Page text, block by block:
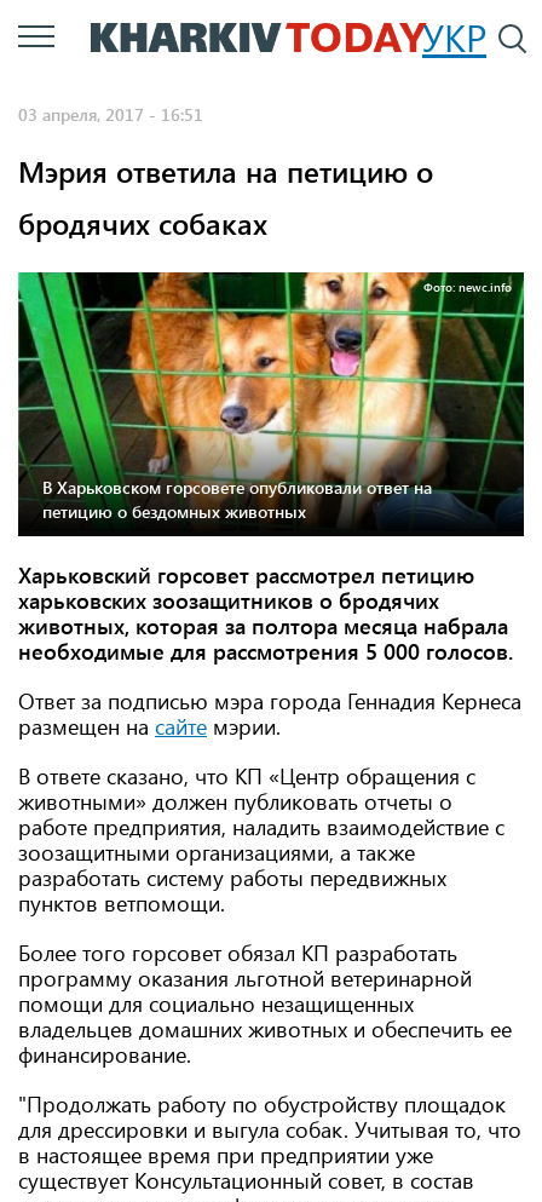
Перейти
к
УКР
03 апреля, 2017 - 16:51
Мэрия ответила на петицию о
бродячих собаках
Фото: newc.info
В Харьковском горсовете опубликовали ответ на
петицию о бездомных животных
Харьковский горсовет рассмотрел петицию
харьковских зоозащитников о бродячих
животных, которая за полтора месяца набрала
необходимые для рассмотрения 5 000 голосов.
Ответ за подписью мэра города Геннадия Кернеса
размещен на сайте мэрии.
В ответе сказано, что КП «Центр обращения с
животными» должен публиковать отчеты о
работе предприятия, наладить взаимодействие с
зоозащитными организациями, а также
разработать систему работы передвижных
пунктов ветпомощи.
Более того горсовет обязал КП разработать
программу оказания льготной ветеринарной
помощи для социально незащищенных
владельцев домашних животных и обеспечить ее
финансирование.
"Продолжать работу по обустройству площадок
для дрессировки и выгула собак. Учитывая то, что
в настоящее время при предприятии уже
существует Консультационный совет, в состав